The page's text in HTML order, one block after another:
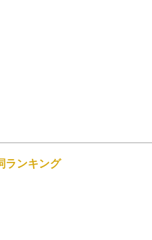
ランキング